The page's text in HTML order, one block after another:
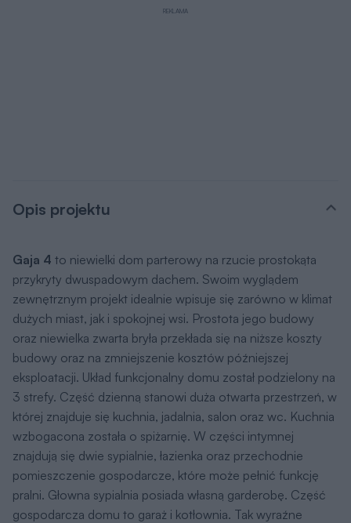
REKLAMA
Opis projektu
Gaja 4 to niewielki dom parterowy na rzucie prostokąta
przykryty dwuspadowym dachem. Swoim wyglądem
zewnętrznym projekt idealnie wpisuje się zarówno w klimat
dużych miast, jak i spokojnej wsi. Prostota jego budowy
oraz niewielka zwarta bryła przekłada się na niższe koszty
budowy oraz na zmniejszenie kosztów późniejszej
eksploatacji. Układ funkcjonalny domu został podzielony na
3 strefy. Część dzienną stanowi duża otwarta przestrzeń, w
której znajduje się kuchnia, jadalnia, salon oraz wc. Kuchnia
wzbogacona została o spiżarnię. W części intymnej
znajdują się dwie sypialnie, łazienka oraz przechodnie
pomieszczenie gospodarcze, które może pełnić funkcję
pralni. Głowna sypialnia posiada własną garderobę. Część
gospodarcza domu to garaż i kotłownia. Tak wyraźne